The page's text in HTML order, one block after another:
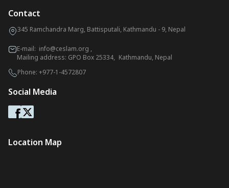
Contact
345 Ramchandra Marg, Battisputali, Kathmandu - 9, Nepal
E-mail: info@ceslam.org ,
Mailing address: GPO Box 25334, Kathmandu, Nepal
Phone: +977-1-4572807
Social Media
Location Map